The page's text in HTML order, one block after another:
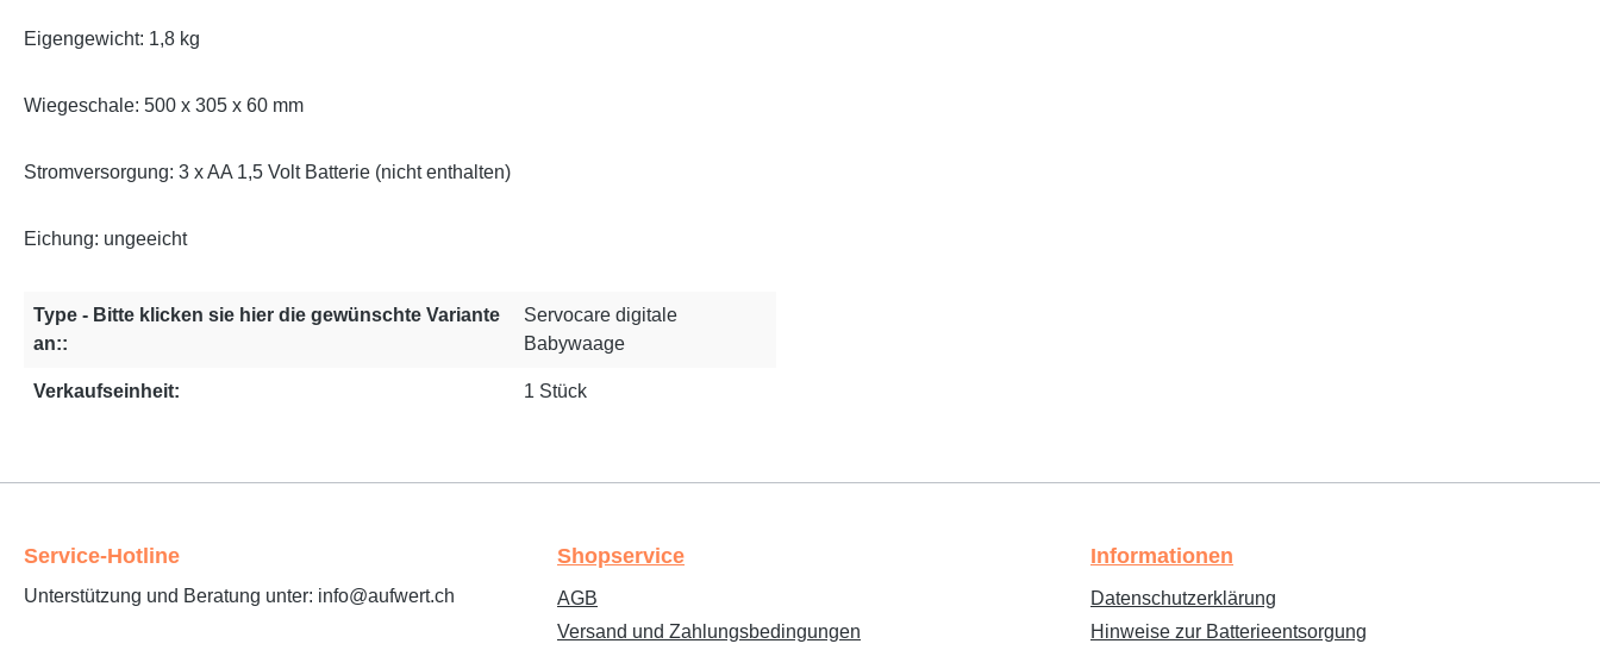
Eigengewicht: 1,8 kg
Wiegeschale: 500 x 305 x 60 mm
Stromversorgung: 3 x AA 1,5 Volt Batterie (nicht enthalten)
Eichung: ungeeicht
Type - Bitte klicken sie hier die gewünschte Variante
an::
Servocare digitale
Babywaage
Verkaufseinheit: 1 Stück
Service-Hotline
Unterstützung und Beratung unter: info@aufwert.ch
Shopservice
AGB
Versand und Zahlungsbedingungen
Informationen
Datenschutzerklärung
Hinweise zur Batterieentsorgung